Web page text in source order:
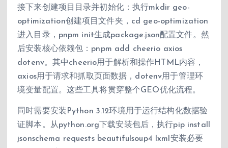
接下来创建项目目录并初始化：执行mkdir geo-
optimization创建项目文件夹，cd geo-optimization
进入目录，pnpm init生成package.json配置文件。然
后安装核心依赖包：pnpm add cheerio axios
dotenv。其中cheerio用于解析和操作HTML内容，
axios用于请求和抓取页面数据，dotenv用于管理环
境变量配置。这些工具将贯穿整个GEO优化流程。
同时需要安装Python 3.12环境用于运行结构化数据验
证脚本。从python.org下载安装包后，执行pip install
jsonschema requests beautifulsoup4 lxml安装必要